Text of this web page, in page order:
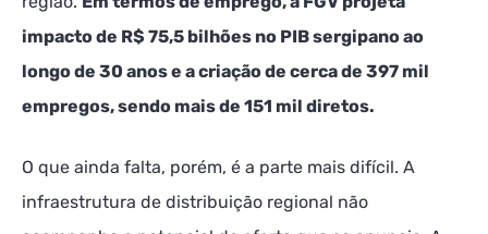
impacto de R$ 75,5 bilhões no PIB sergipano ao
longo de 30 anos e a criação de cerca de 397 mil
empregos, sendo mais de 151 mil diretos.
O que ainda falta, porém, é a parte mais difícil. A
infraestrutura de distribuição regional não